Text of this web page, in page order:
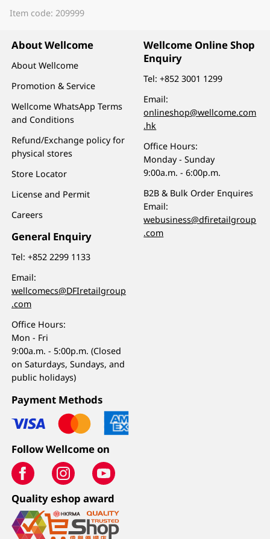
Item code: 209999
About Wellcome
About Wellcome
Promotion & Service
Wellcome WhatsApp Terms
and Conditions
Refund/Exchange policy for
physical stores
Store Locator
License and Permit
Careers
General Enquiry
Tel:+852 2299 1133
Email:
wellcomecs@DFIretailgroup
.com
Office Hours:
Mon - Fri
9:00a.m. - 5:00p.m. (Closed
on Saturdays, Sundays, and
public holidays)
Wellcome Online Shop
Enquiry
Tel:+852 3001 1299
Email:
onlineshop@wellcome.com
.hk
Office Hours:
Monday - Sunday
9:00a.m. - 6:00p.m.
B2B & Bulk Order Enquires
Email:
webusiness@dfiretailgroup
.com
Payment Methods
Follow Wellcome on
Quality eshop award